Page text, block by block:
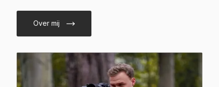
Over mij